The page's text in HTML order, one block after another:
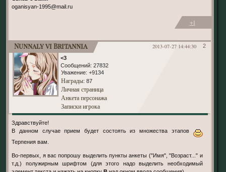
oganisyan-1995@mail.ru
+1
2
2013-07-27 14:44:30
Nunnaly vi Britannia
<3
Сообщений: 27832
Уважение: +9134
Награды: 87
Личная страница
Анкета персонажа
Записки игрока
Здравствуйте!
В данном случае прием будет состоять из множества этапов
Терпения вам.
Во-первых, я вас попрошу выделить пункты анкеты ("Имя", "Возраст..." и
т.д.) полужирным шрифтом (для этого надо выделить необходимый